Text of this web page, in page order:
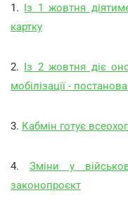
1. Із 1 жовтня
картку
2. Із 2 жовтня діє
мобілізації -
3. Кабмін готує
4. Зміни у
законопроєкт